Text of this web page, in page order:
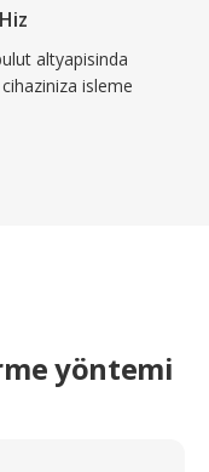
altyapisinda
isleme
yöntemi